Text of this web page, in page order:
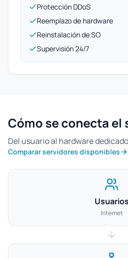
Protección DDoS
Reemplazo de hardware
Reinstalación de SO
Supervisión 24/7
Cómo se conecta el
Del usuario al hardware
Comparar servidores disponibles
Usuarios
Internet